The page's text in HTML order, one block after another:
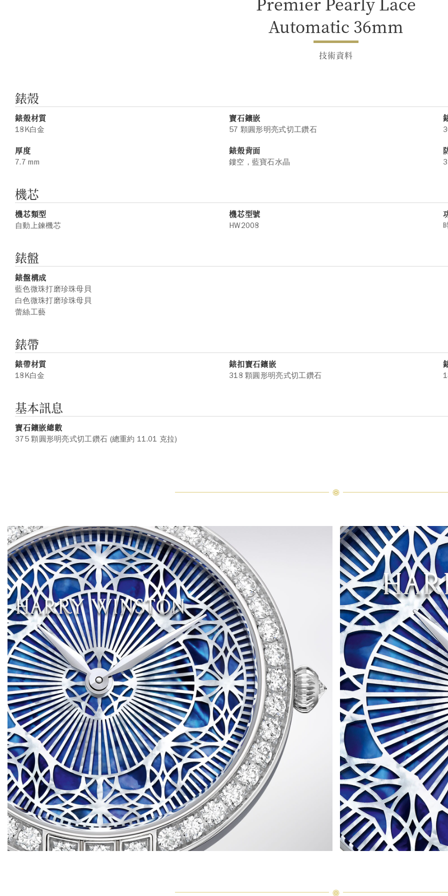
Automatic 36mm
技術資料
錶殼
錶殼材質
18K白金
寶石鑲嵌
57 顆圓形明亮式切工鑽石
厚度
7.7 mm
錶殼背面
鏤空，藍寶石水晶 3
機芯
機芯類型
自動上鍊機芯
機芯型號
HW2008
錶盤
錶盤構成
藍色微珠打磨珍珠母貝
白色微珠打磨珍珠母貝
蕾絲工藝
錶帶
錶帶材質
18K白金
錶扣寶石鑲嵌
318 顆圓形明亮式切工鑽石
基本訊息
寶石鑲嵌總數
375 顆圓形明亮式切工鑽石 (總重約 11.01 克拉)